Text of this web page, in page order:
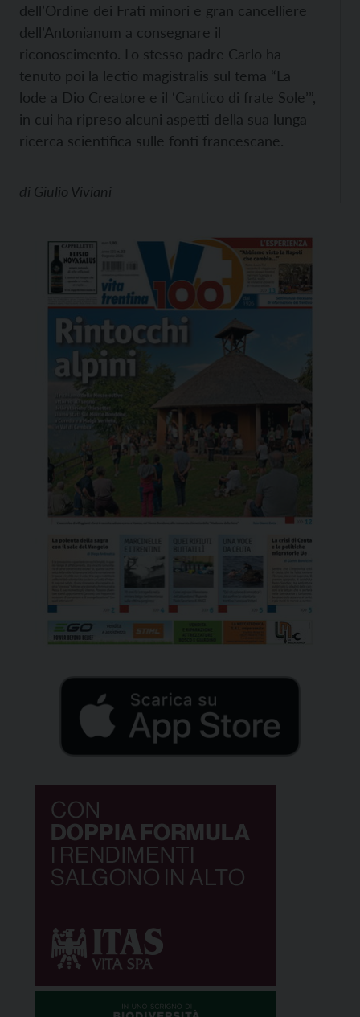
dell’Ordine dei Frati minori e gran cancelliere
dell’Antonianum a consegnare il
riconoscimento. Lo stesso padre Carlo ha
tenuto poi la lectio magistralis sul tema “La
lode a Dio Creatore e il ‘Cantico di frate Sole’”,
in cui ha ripreso alcuni aspetti della sua lunga
ricerca scientifica sulle fonti francescane.
di Giulio Viviani